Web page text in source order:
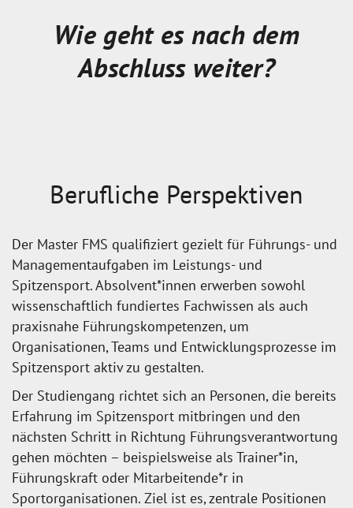
Wie geht es nach dem
Abschluss weiter?
Berufliche Perspektiven
Der Master FMS qualifiziert gezielt für Führungs- und
Managementaufgaben im Leistungs- und
Spitzensport. Absolvent*innen erwerben sowohl
wissenschaftlich fundiertes Fachwissen als auch
praxisnahe Führungskompetenzen, um
Organisationen, Teams und Entwicklungsprozesse im
Spitzensport aktiv zu gestalten.
Der Studiengang richtet sich an Personen, die bereits
Erfahrung im Spitzensport mitbringen und den
nächsten Schritt in Richtung Führungsverantwortung
gehen möchten – beispielsweise als Trainer*in,
Führungskraft oder Mitarbeitende*r in
Sportorganisationen. Ziel ist es, zentrale Positionen